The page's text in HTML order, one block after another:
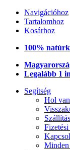
Navigációhoz
Tartalomhoz
Kosárhoz
100%
Legalább 1
Segítség
Hol
Minden